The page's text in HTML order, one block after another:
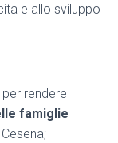
e allo sviluppo
rendere
famiglie